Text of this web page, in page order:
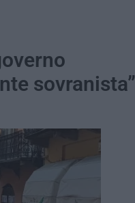
sovranista”